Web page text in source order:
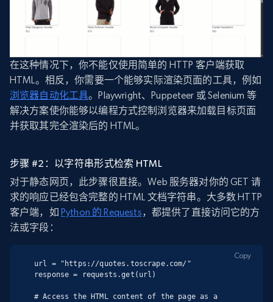
在这种情况下，你不能仅使用简单的 HTTP 客户端获取
HTML。相反，你需要一个能够实际渲染页面的工具，例如
浏览器自动化工具。Playwright、Puppeteer 或 Selenium 等
解决方案使你能够以编程方式控制浏览器来加载目标页面
并获取其完全渲染后的 HTML。
步骤 #2：以字符串形式检索 HTML
对于静态网页，此步骤很直接。Web 服务器对你的 GET 请
求的响应已经包含完整的 HTML 文档字符串。大多数 HTTP
客户端，如 Python 的 Requests，都提供了直接访问它的方
法或字段：
url = "https://quotes.toscrape.com/"
response = requests.get(url)
# Access the HTML content of the page as a
Copy